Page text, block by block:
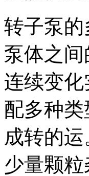
转子泵
泵体之
连续变
配多种
成转的
少量颗